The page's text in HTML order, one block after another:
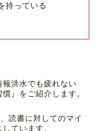
持っている
洪水でも疲れない
』をご紹介します。
読書に対してのマイ
ています。